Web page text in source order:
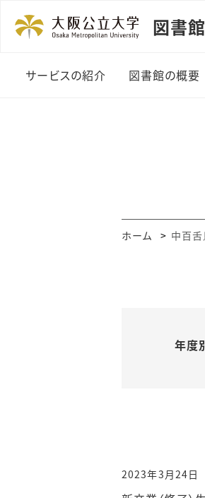
図書館
サービスの紹介
（初年次ゼミナール）
図書館の概要
沿革
ホーム 中百
年度
2023年3月24日